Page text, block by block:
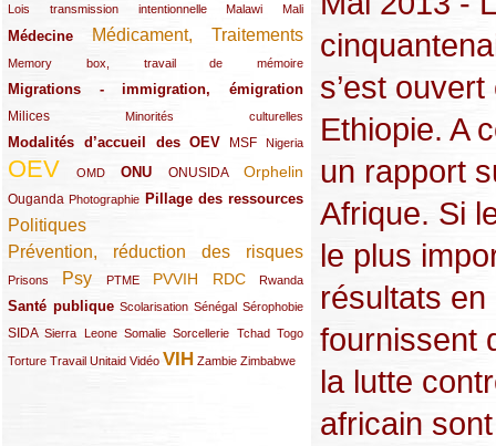
Lois transmission intentionnelle
(24/289) Malawi
(11/289) Mali
(21/289)
Médecine
(62/289) Médicament, Traitements
(142/289)
Memory box, travail de mémoire
(11/289)
Migrations - immigration, émigration
(67/289)
Milices
(34/289) Minorités culturelles
(15/289)
Modalités d’accueil des OEV
(58/289) MSF
(54/289) Nigeria
(27/289)
OEV
(269/289) OMD
(26/289) ONU
(58/289) ONUSIDA
(44/289) Orphelin
(112/289)
Ouganda
(29/289) Photographie
(27/289) Pillage des ressources
(77/289)
Politiques
(120/289)
Prévention, réduction des risques
(131/289)
Prisons
(22/289) Psy
(119/289) PTME
(12/289) PVVIH
(111/289) RDC
(104/289) Rwanda
(23/289)
Santé publique
(59/289) Scolarisation
(9/289) Sénégal
(13/289) Sérophobie
(19/289)
SIDA
(29/289)Sierra Leone
(13/289) Somalie
(12/289) Sorcellerie
(19/289) Tchad
(10/289) Togo
(15/289)
Torture
(17/289)Travail
(21/289) Unitaid
(26/289) Vidéo
(23/289) VIH
(154/289) Zambie
(12/289) Zimbabwe
(21/289)
s’est
Ethiopie. A
un rapport
Afrique. Si
le plus
résultats
fournissent
la lutte
africain